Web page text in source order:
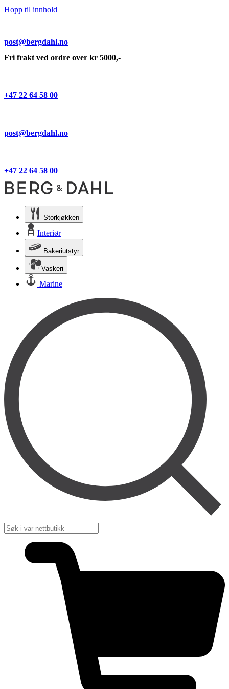
Hopp til innhold
post@bergdahl.no
Fri frakt ved ordre over kr 5000,-
+47 22 64 58 00
post@bergdahl.no
+47 22 64 58 00
Storkjøkken
Interiør
Bakeriutstyr
Vaskeri
Marine